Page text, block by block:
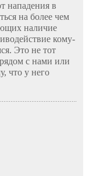
нападения в
на более чем
наличие
кому-
Это не тот
с нами или
что у него